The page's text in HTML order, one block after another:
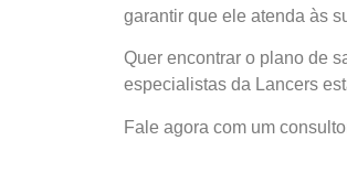
garantir que ele atenda às
Quer encontrar o plano de
especialistas da Lancers
Fale agora com um